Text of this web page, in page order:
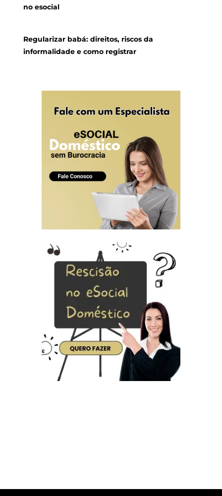
no esocial
Regularizar babá: direitos, riscos da
informalidade e como registrar